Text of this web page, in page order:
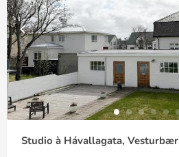
Studio à Hávallagata, Vesturbær